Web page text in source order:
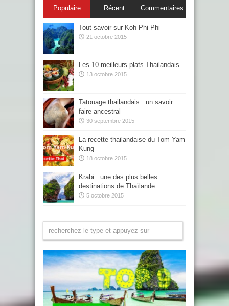
Populaire Récent Commentaires
Tout savoir sur Koh Phi Phi
21 octobre 2015
Les 10 meilleurs plats Thailandais
13 octobre 2015
Tatouage thailandais : un savoir
faire ancestral
30 septembre 2015
La recette thailandaise du Tom Yam
Kung
18 octobre 2015
Krabi : une des plus belles
destinations de Thaïlande
5 octobre 2015